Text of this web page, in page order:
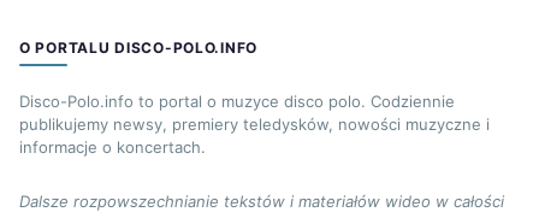
O PORTALU DISCO-POLO.INFO
Disco-Polo.info to portal o muzyce disco polo. Codziennie
publikujemy newsy, premiery teledysków, nowości muzyczne i
informacje o koncertach.
Dalsze rozpowszechnianie tekstów i materiałów wideo w całości